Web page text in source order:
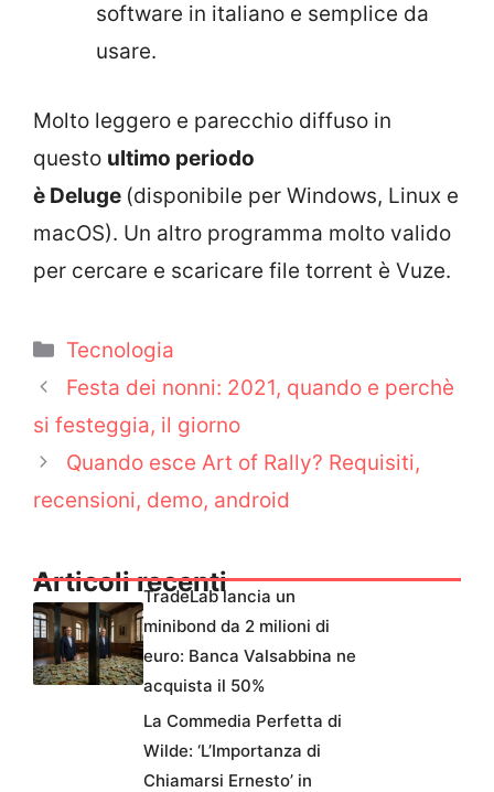
software in italiano e semplice da
usare.
Molto leggero e parecchio diffuso in
questo ultimo periodo
è Deluge (disponibile per Windows, Linux e
macOS). Un altro programma molto valido
per cercare e scaricare file torrent è Vuze.
Categorie
Tecnologia
Festa dei nonni: 2021, quando e perchè
si festeggia, il giorno
Quando esce Art of Rally? Requisiti,
recensioni, demo, android
Articoli recenti
TradeLab lancia un
minibond da 2 milioni di
euro: Banca Valsabbina ne
acquista il 50%
La Commedia Perfetta di
Wilde: ‘L’Importanza di
Chiamarsi Ernesto’ in